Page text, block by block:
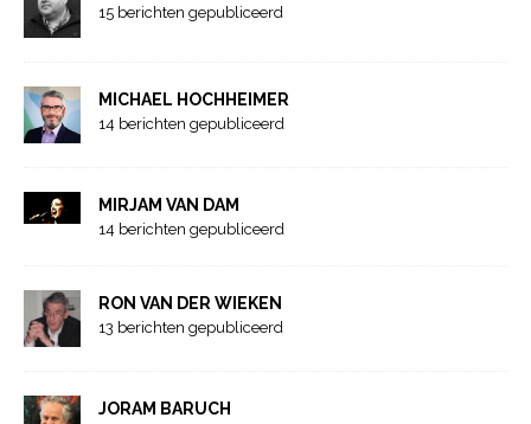
15 berichten gepubliceerd
MICHAEL HOCHHEIMER
14 berichten gepubliceerd
MIRJAM VAN DAM
14 berichten gepubliceerd
RON VAN DER WIEKEN
13 berichten gepubliceerd
JORAM BARUCH